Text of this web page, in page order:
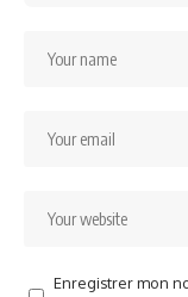
Enregistrer mon